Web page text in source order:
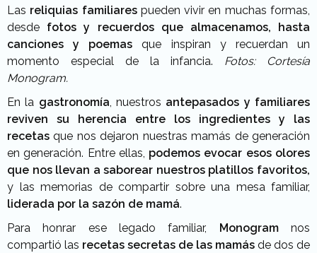
Las reliquias familiarespueden vivir en muchas formas,
desde fotos y recuerdos que almacenamos, hasta
canciones y poemas que inspiran y recuerdan un
momento especial de la infancia. Fotos: Cortesía
Monogram.
En la gastronomía, nuestros antepasados y familiares
reviven su herencia
entre los ingredientes y las
recetas que nos dejaron nuestras mamás de generación
en generación. Entre ellas, podemos evocar esos olores
que nos llevan a saborear nuestros platillos favoritos,
y las memorias de compartir sobre una mesa familiar,
liderada por la sazón de mamá.
Para honrar ese legado familiar,
Monogramnos
compartió las recetas secretas de las mamás de dos de